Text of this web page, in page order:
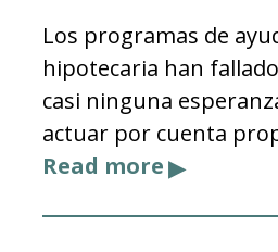
Los programas de
hipotecaria han
casi ninguna
actuar por cuenta
Read more